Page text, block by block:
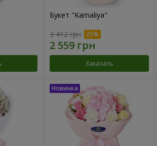
Букет "Kamaliya"
3 412 грн
Заказать